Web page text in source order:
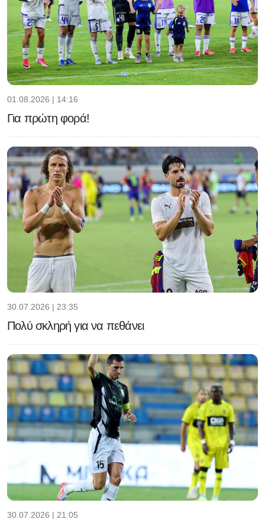
01.08.2026 | 14:16
Για πρώτη φορά!
30.07.2026 | 23:35
Πολύ σκληρή για να πεθάνει
30.07.2026 | 21:05